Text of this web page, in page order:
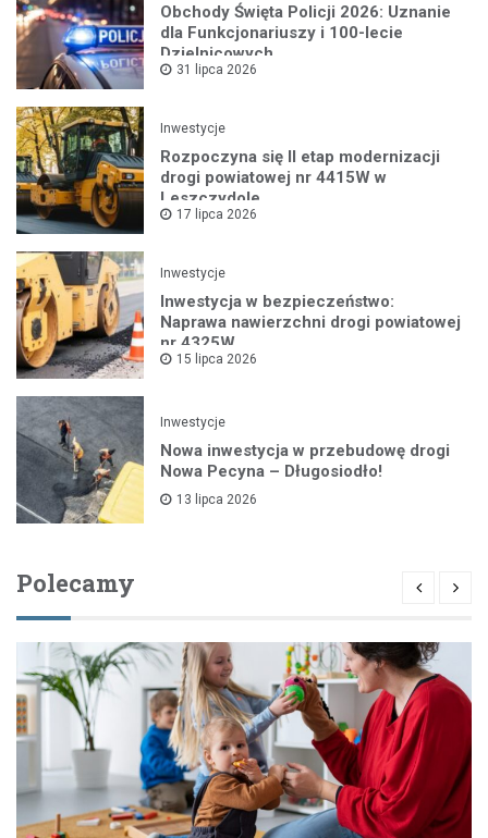
Obchody Święta Policji 2026: Uznanie
dla Funkcjonariuszy i 100-lecie
Dzielnicowych
31 lipca 2026
Inwestycje
Rozpoczyna się II etap modernizacji
drogi powiatowej nr 4415W w
Leszczydole
17 lipca 2026
Inwestycje
Inwestycja w bezpieczeństwo:
Naprawa nawierzchni drogi powiatowej
nr 4325W
15 lipca 2026
Inwestycje
Nowa inwestycja w przebudowę drogi
Nowa Pecyna – Długosiodło!
13 lipca 2026
Polecamy